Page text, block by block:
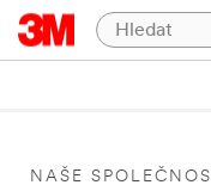
NAŠE